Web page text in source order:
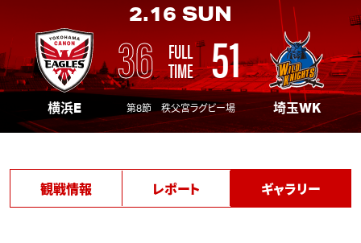
2.16 SUN
36 FULL
TIME 51
横浜E 第8節 秩父宮ラグビー場 埼玉WK
観戦情報 レポート ギャラリー